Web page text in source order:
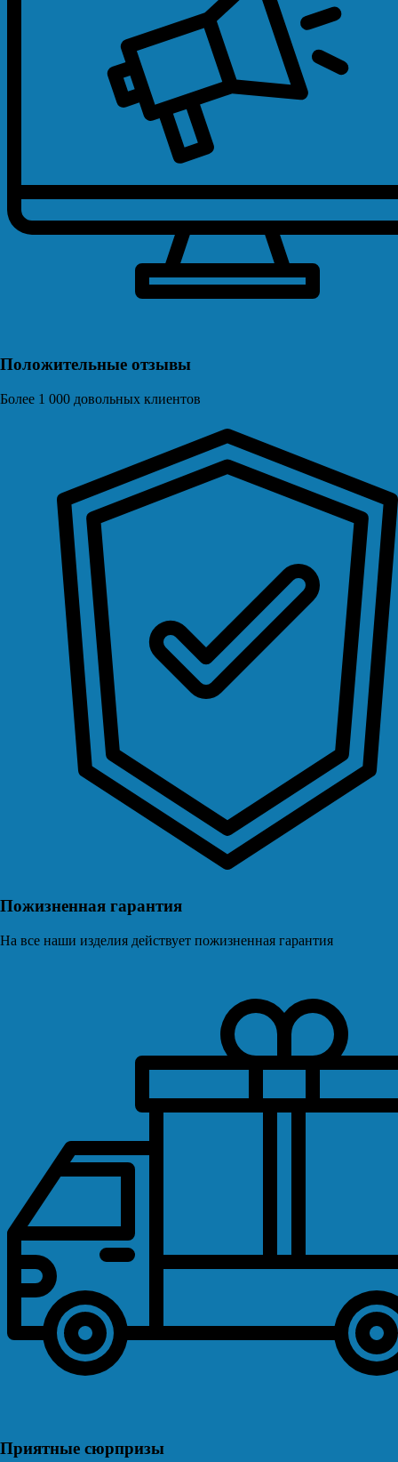
Положительные отзывы
Более 1 000 довольных клиентов
Пожизненная гарантия
На все наши изделия действует пожизненная гарантия
Приятные сюрпризы